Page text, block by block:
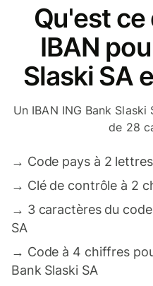
Qu'est
IBAN
Slaski SA
Un IBAN ING Bank
de 28
→ Code pays à 2 lettres
→ Clé de contrôle à 2
→ 3 caractères du
SA
→ Code à 4 chiffres
Bank Slaski SA